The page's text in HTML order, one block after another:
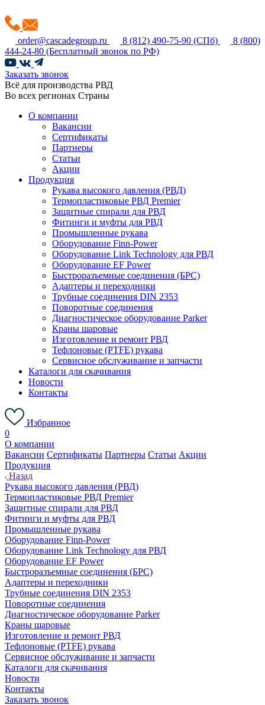
order@cascadegroup.ru 8 (812) 490-75-90 (СПб)
8 (800)
444-24-80 (Бесплатный звонок по РФ)
Заказать звонок
Всё для производства РВД
Во всех регионах Страны
О компании
Вакансии
Сертификаты
Партнеры
Статьи
Акции
Продукция
Рукава высокого давления (РВД)
Термопластиковые РВД Premier
Защитные спирали для РВД
Фитинги и муфты для РВД
Промышленные рукава
Оборудование Finn-Power
Оборудование Link Technology для РВД
Оборудование EF Power
Быстроразъемные соединения (БРС)
Адаптеры и переходники
Трубные соединения DIN 2353
Поворотные соединения
Диагностическое оборудование Parker
Краны шаровые
Изготовление и ремонт РВД
Тефлоновые (PTFE) рукава
Сервисное обслуживание и запчасти
Каталоги для скачивания
Новости
Контакты
Избранное
0
О компании
Вакансии Сертификаты Партнеры Статьи Акции
Продукция
Назад
Рукава высокого давления (РВД)
Термопластиковые РВД Premier
Защитные спирали для РВД
Фитинги и муфты для РВД
Промышленные рукава
Оборудование Finn-Power
Оборудование Link Technology для РВД
Оборудование EF Power
Быстроразъемные соединения (БРС)
Адаптеры и переходники
Трубные соединения DIN 2353
Поворотные соединения
Диагностическое оборудование Parker
Краны шаровые
Изготовление и ремонт РВД
Тефлоновые (PTFE) рукава
Сервисное обслуживание и запчасти
Каталоги для скачивания
Новости
Контакты
Заказать звонок